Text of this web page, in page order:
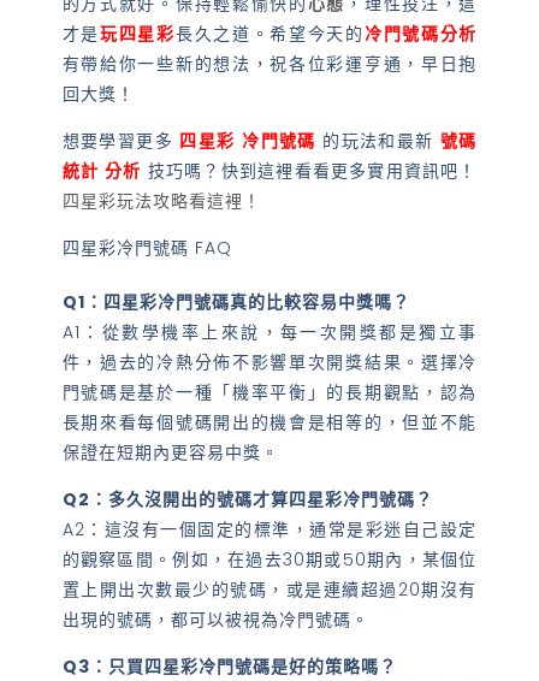
才是玩四星彩長久之道。希望今天的 冷門號碼分析
有帶給你一些新的想法，祝各位彩運亨通，早日抱
回大獎！
想要學習更多 四星彩 冷門號碼 的玩法和最新號碼
統計 分析 技巧嗎？快到這裡看看更多實用資訊吧！
四星彩玩法攻略看這裡！
四星彩冷門號碼 FAQ
Q1：四星彩冷門號碼真的比較容易中獎嗎？
A1：從數學機率上來說，每一次開獎都是獨立事
件，過去的冷熱分佈不影響單次開獎結果。選擇冷
門號碼是基於一種「機率平衡」的長期觀點，認為
長期來看每個號碼開出的機會是相等的，但並不能
保證在短期內更容易中獎。
Q2：多久沒開出的號碼才算四星彩冷門號碼？
A2：這沒有一個固定的標準，通常是彩迷自己設定
的觀察區間。例如，在過去30期或50期內，某個位
置上開出次數最少的號碼，或是連續超過20期沒有
出現的號碼，都可以被視為冷門號碼。
Q3：只買四星彩冷門號碼是好的策略嗎？